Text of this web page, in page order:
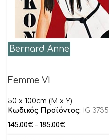
Bernard Anne
Femme VI
50 x 100cm (M x Y)
Κωδικός Προϊόντος:
IG 3735
145.00€ – 185.00€